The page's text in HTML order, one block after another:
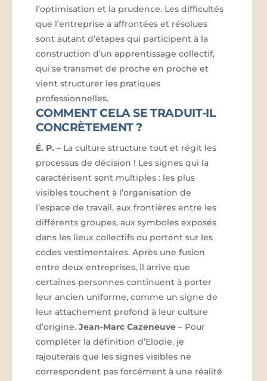
l’optimisation et la prudence. Les difficultés
que l’entreprise a affrontées et résolues
sont autant d’étapes qui participent à la
construction d’un apprentissage collectif,
qui se transmet de proche en proche et
vient structurer les pratiques
professionnelles.
COMMENT CELA SE TRADUIT-IL
CONCRÈTEMENT ?
É. P. – La culture structure tout et régit les
processus de décision ! Les signes qui la
caractérisent sont multiples : les plus
visibles touchent à l’organisation de
l’espace de travail, aux frontières entre les
différents groupes, aux symboles exposés
dans les lieux collectifs ou portent sur les
codes vestimentaires. Après une fusion
entre deux entreprises, il arrive que
certaines personnes continuent à porter
leur ancien uniforme, comme un signe de
leur attachement profond à leur culture
d’origine.Jean-Marc Cazeneuve – Pour
compléter la définition d’Elodie, je
rajouterais que les signes visibles ne
correspondent pas forcément à une réalité